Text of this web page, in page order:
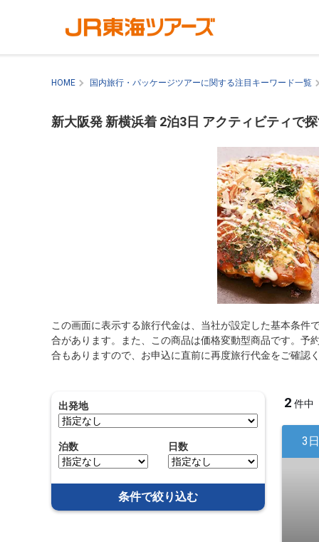
HOME 国内旅行・パッケージツアーに関する注目キーワード一覧
新大阪発 新横浜着 2泊3日 アクティビティで
この画面に表示する旅行代金は、当社が設定した基本条
合があります。また、この商品は価格変動型商品です。予
合もありますので、お申込に直前に再度旅行代金をご確認
出発地
泊数 日数
条件で絞り込む
2 件中
3